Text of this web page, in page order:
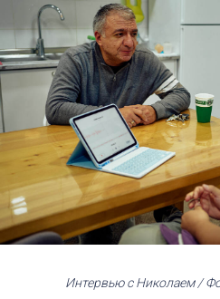
Интервью с Николаем /